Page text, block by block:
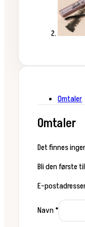
Omtaler
Omtaler
Det finnes
Bli den første
E-
Navn*